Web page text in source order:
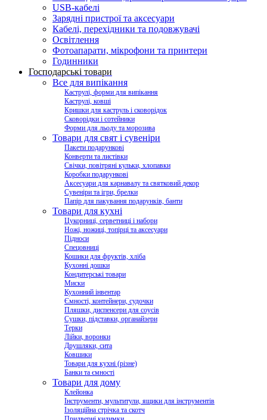
USB-кабелі
Зарядні пристрої та аксесуари
Кабелі, перехідники та подовжувачі
Освітлення
Фотоапарати, мікрофони та принтери
Годинники
Господарські товари
Все для випікання
Каструлі, форми для випікання
Каструлі, ковші
Кришки для каструль і сковорідок
Сковорідки і сотейники
Форми для льоду та морозива
Товари для свят і сувеніри
Пакети подарункові
Конверти та листівки
Свічки, повітряні кульки, хлопавки
Коробки подарункові
Аксесуари для карнавалу та святковий декор
Сувеніри та ігри, брелки
Папір для пакування подарунків, банти
Товари для кухні
Цукорниці, серветниці і набори
Ножі, ножиці, топірці та аксесуари
Підноси
Спецовниці
Кошики для фруктів, хліба
Кухонні дошки
Кондитерські товари
Миски
Кухонний інвентар
Ємності, контейнери, судочки
Пляшки, диспенсери для соусів
Сушки, підставки, органайзери
Терки
Лійки, воронки
Друшляки, сита
Ковшики
Товари для кухні (різне)
Банки та ємності
Товари для дому
Клейонка
Інструменти, мультитули, ящики для інструментів
Ізоляційна стрічка та скотч